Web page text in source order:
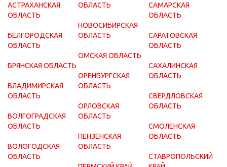
АСТРАХАНСКАЯ
ОБЛАСТЬ
БЕЛГОРОДСКАЯ
ОБЛАСТЬ
БРЯНСКАЯ ОБЛАСТЬ
ВЛАДИМИРСКАЯ
ОБЛАСТЬ
ВОЛГОГРАДСКАЯ
ОБЛАСТЬ
ВОЛОГОДСКАЯ
ОБЛАСТЬ
ОБЛАСТЬ
НОВОСИБИРСКАЯ
ОБЛАСТЬ
ОМСКАЯ ОБЛАСТЬ
ОРЕНБУРГСКАЯ
ОБЛАСТЬ
ОРЛОВСКАЯ
ОБЛАСТЬ
ПЕНЗЕНСКАЯ
ОБЛАСТЬ
САМАРСКАЯ
ОБЛАСТЬ
САРАТОВСКАЯ
ОБЛАСТЬ
САХАЛИНСКАЯ
ОБЛАСТЬ
СВЕРДЛОВСКАЯ
ОБЛАСТЬ
СМОЛЕНСКАЯ
ОБЛАСТЬ
СТАВРОПОЛЬСКИЙ